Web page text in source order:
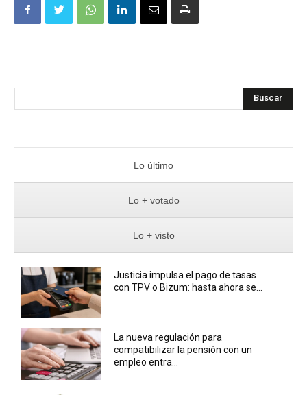
Buscar
Lo último
Lo + votado
Lo + visto
Justicia impulsa el pago de tasas
con TPV o Bizum: hasta ahora se...
La nueva regulación para
compatibilizar la pensión con un
empleo entra...